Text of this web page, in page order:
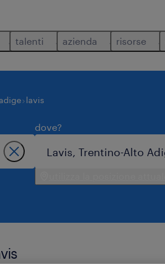
talenti azienda risorse
lavis
dove?